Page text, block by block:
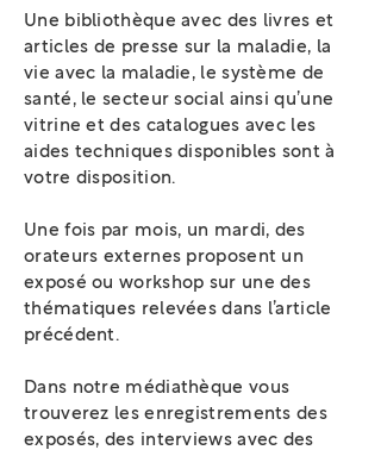
Une bibliothèque avec des livres et
articles de presse sur la maladie, la
vie avec la maladie, le système de
santé, le secteur social ainsi qu’une
vitrine et des catalogues avec les
aides techniques disponibles sont à
votre disposition.
Une fois par mois, un mardi, des
orateurs externes proposent un
exposé ou workshop sur une des
thématiques relevées dans l’article
précédent.
Dans notre médiathèque vous
trouverez les enregistrements des
exposés, des interviews avec des